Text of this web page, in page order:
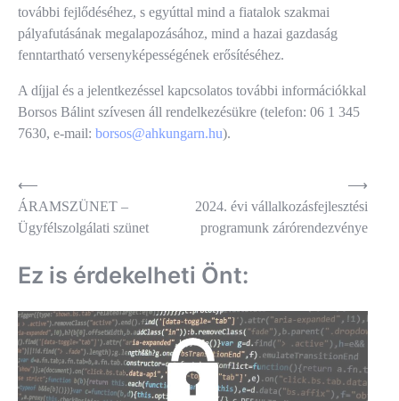
további fejlődéséhez, s egyúttal mind a fiatalok szakmai
pályafutásának megalapozásához, mind a hazai gazdaság
fenntartható versenyképességének erősítéséhez.
A díjjal és a jelentkezéssel kapcsolatos további információkkal
Borsos Bálint szívesen áll rendelkezésükre (telefon: 06 1 345
7630, e-mail: borsos@ahkungarn.hu).
Bejegyzés
navigáció
⟵
ÁRAMSZÜNET –
Ügyfélszolgálati szünet
2024. évi vállalkozásfejlesztési
programunk zárórendezvénye
⟶
Ez is érdekelheti Önt: